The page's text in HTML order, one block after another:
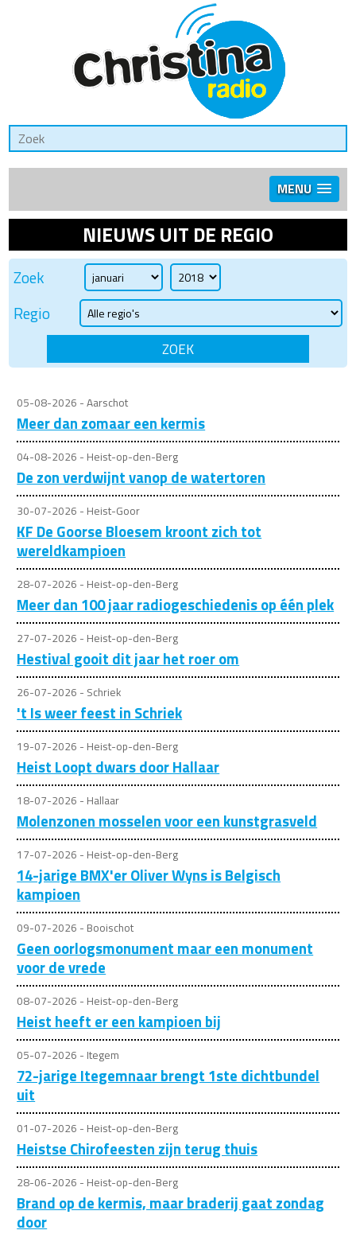
MENU
NIEUWS UIT DE REGIO
Zoek
Regio
05-08-2026 - Aarschot
Meer dan zomaar een kermis
04-08-2026 - Heist-op-den-Berg
De zon verdwijnt vanop de watertoren
30-07-2026 - Heist-Goor
KF De Goorse Bloesem kroont zich tot
wereldkampioen
28-07-2026 - Heist-op-den-Berg
Meer dan 100 jaar radiogeschiedenis op één plek
27-07-2026 - Heist-op-den-Berg
Hestival gooit dit jaar het roer om
26-07-2026 - Schriek
't Is weer feest in Schriek
19-07-2026 - Heist-op-den-Berg
Heist Loopt dwars door Hallaar
18-07-2026 - Hallaar
Molenzonen mosselen voor een kunstgrasveld
17-07-2026 - Heist-op-den-Berg
14-jarige BMX'er Oliver Wyns is Belgisch
kampioen
09-07-2026 - Booischot
Geen oorlogsmonument maar een monument
voor de vrede
08-07-2026 - Heist-op-den-Berg
Heist heeft er een kampioen bij
05-07-2026 - Itegem
72-jarige Itegemnaar brengt 1ste dichtbundel
uit
01-07-2026 - Heist-op-den-Berg
Heistse Chirofeesten zijn terug thuis
28-06-2026 - Heist-op-den-Berg
Brand op de kermis, maar braderij gaat zondag
door